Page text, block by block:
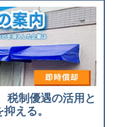
税制優遇の活用と
える。